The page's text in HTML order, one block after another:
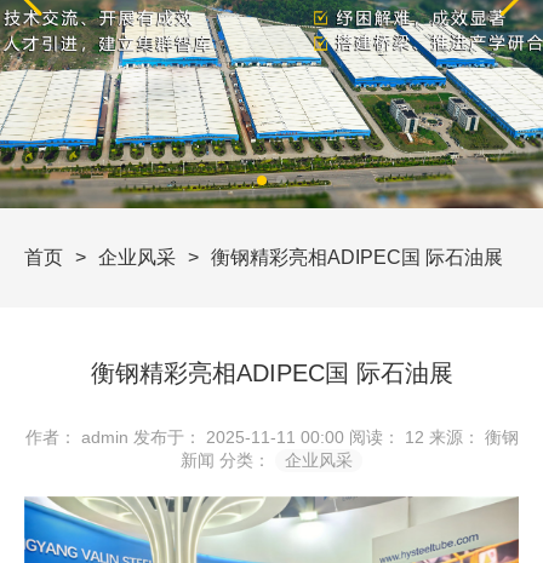
首页 企业风采 衡钢精彩亮相ADIPEC国 际石油展
衡钢精彩亮相ADIPEC国 际石油展
作者： admin 发布于： 2025-11-11 00:00 阅读： 12 来源： 衡钢
新闻 分类： 企业风采